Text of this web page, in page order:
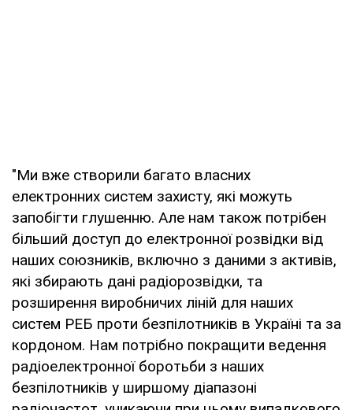
"Ми вже створили багато власних
електронних систем захисту, які можуть
запобігти глушенню. Але нам також потрібен
більший доступ до електронної розвідки від
наших союзників, включно з даними з активів,
які збирають дані радіорозвідки, та
розширення виробничих ліній для наших
систем РЕБ проти безпілотників в Україні та за
кордоном. Нам потрібно покращити ведення
радіоелектронної боротьби з наших
безпілотників у ширшому діапазоні